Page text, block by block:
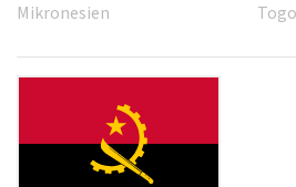
Mikronesien
Togo